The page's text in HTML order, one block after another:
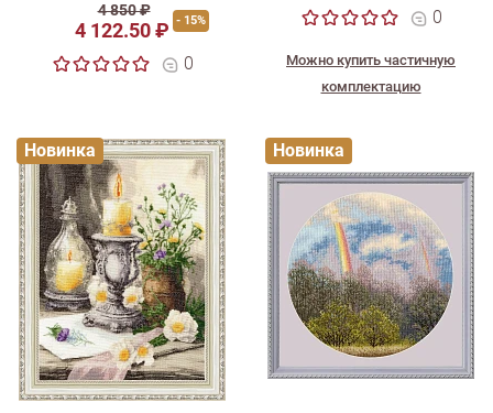
4 850 ₽
4 122.50 ₽ - 15%
0
0
Можно купить частичную
комплектацию
Новинка Новинка